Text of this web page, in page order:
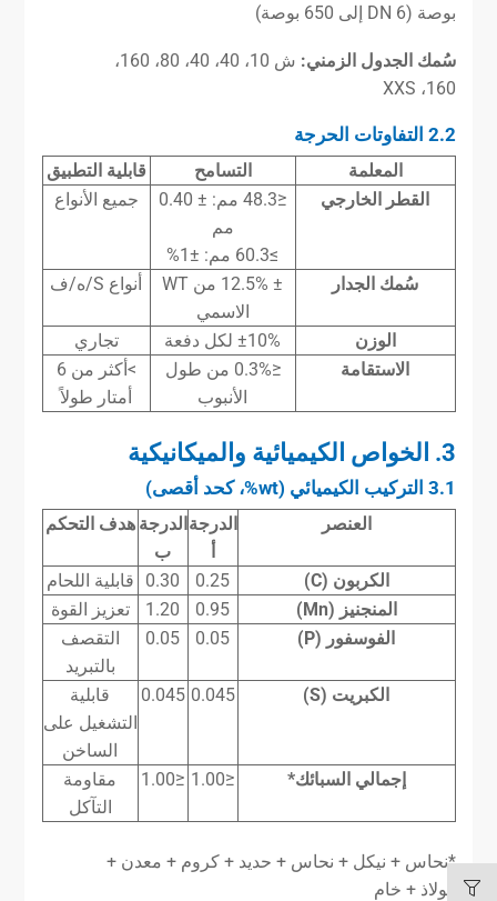
بوصة (DN 6 إلى 650 بوصة)
سُمك الجدول الزمني:
ش 10، 40، 40، 80، 160،
160، XXS
2.2 التفاوتات الحرجة
المعلمة التسامح
قابلية التطبيق
القطر الخارجي
≤48.3 مم: ± 0.40
مم
≥60.3 مم: ±1%
جميع الأنواع
سُمك الجدار
± 12.5% من WT
الاسمي
أنواع S/ه/ف
الوزن ±10% لكل دفعة
تجاري
الاستقامة
≤0.3% من طول
الأنبوب
>أكثر من 6
أمتار طولاً
3. الخواص الكيميائية والميكانيكية
3.1 التركيب الكيميائي (wt%، كحد أقصى)
العنصر
الدرجة
أ
الدرجة
ب
هدف التحكم
الكربون (C) 0.25
0.30
قابلية اللحام
المنجنيز (Mn)
0.95
1.20
تعزيز القوة
الفوسفور (P)
0.05
0.05
التقصف
بالتبريد
الكبريت (S)
0.045
0.045
قابلية
التشغيل على
الساخن
إجمالي السبائك*
≤1.00
≤1.00
مقاومة
التآكل
*نحاس + نيكل + نحاس + حديد + كروم + معدن +
فولاذ + خام